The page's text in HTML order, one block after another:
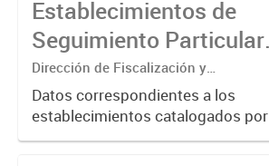
aquellos que requieren de una
verificación más exhaustiva por
considerarse...
Establecimientos de
Seguimiento Particular
en la Cuenca Matanza
Riachuelo (2024-2025)
Dirección de Fiscalización y
Adecuación Ambiental
Datos correspondientes a los
establecimientos catalogados por
ACUMAR como de "Seguimiento